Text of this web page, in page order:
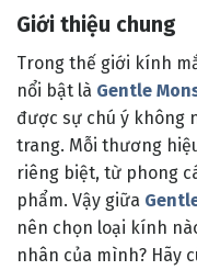
Giới thiệu chung
Trong thế giới kính
nổi bật là Gentle
được sự chú ý không
trang. Mỗi thương
riêng biệt, từ phong
phẩm. Vậy giữa
nên chọn loại kính
nhân của mình? Hãy